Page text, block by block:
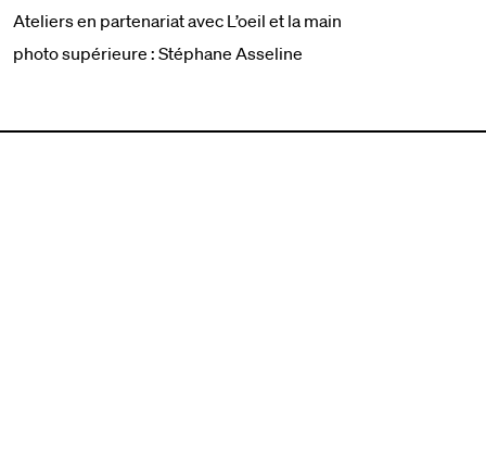
Ateliers en partenariat avec L’oeil et la main
photo supérieure : Stéphane Asseline